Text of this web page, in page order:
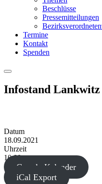
Beschlüsse
Pressemitteilungen
Termine
Kontakt
Spenden
Menu
Infostand
Datum
18.09.2021
Uhrzeit
10:00
Google Kalender
iCal Export